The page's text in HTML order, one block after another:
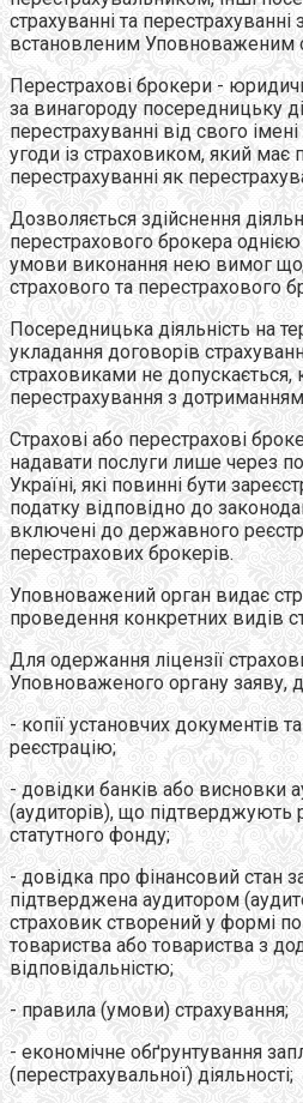
страхуванні та перестрахуванні
встановленим Уповноваженим
Перестрахові брокери -
за винагороду посередницьку
перестрахуванні від свого
угоди із страховиком, який має
перестрахуванні як
Дозволяється здійснення
перестрахового брокера
умови виконання нею вимог
страхового та перестрахового
Посередницька діяльність на
укладання договорів
страховиками не допускається,
перестрахування з
Страхові або перестрахові
надавати послуги лише через
Україні, які повинні бути
податку відповідно до
включені до державного
перестрахових брокерів.
Уповноважений орган видає
проведення конкретних видів
Для одержання ліцензії
Уповноваженого органу заяву,
- копії установчих документів
реєстрацію;
- довідки банків або висновки
(аудиторів), що підтверджують
статутного фонду;
- довідка про фінансовий стан
підтверджена аудитором
страховик створений у формі
товариства або товариства з
відповідальністю;
- правила (умови) страхування;
- економічне обґрунтування
(перестрахувальної) діяльності;